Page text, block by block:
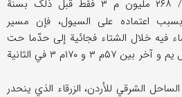
۳، بینما کان حده الأدنی ۵/ ۲۶۸ ملیون م ۳ فقط قبل ذلک بسنة
اعتماده علی السیول، فإن مسیر
فیه خلال الشتاء فجائیة إلی حدّما حت
إن جریان ماء النهر یتراوح خلال یم و آخر بین ۵۷م ۳ و ۱۷۰م ۳ في الثانیة
الشرقي للأردن، الزرقاء الذي ینحدر